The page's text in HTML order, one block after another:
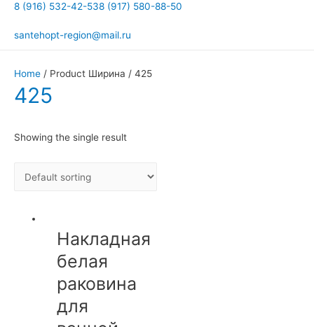
8 (916) 532-42-538 (917) 580-88-50
santehopt-region@mail.ru
Home / Product Ширина / 425
425
Showing the single result
Накладная
белая
раковина
для